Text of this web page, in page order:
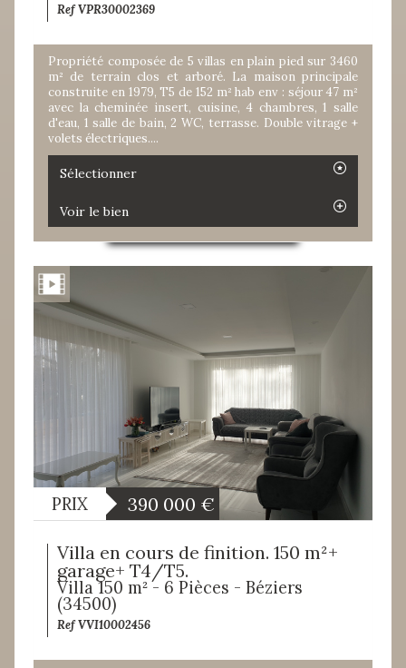
Ref VPR30002369
Propriété composée de 5 villas en plain pied sur 3460
m² de terrain clos et arboré. La maison principale
construite en 1979, T5 de 152 m² hab env : séjour 47 m²
avec la cheminée insert, cuisine, 4 chambres, 1 salle
d'eau, 1 salle de bain, 2 WC, terrasse. Double vitrage +
volets électriques....
Sélectionner
Voir le bien
PRIX 390 000 €
Villa en cours de finition. 150 m²+
garage+ T4/T5.
Villa 150 m² - 6 Pièces - Béziers
(34500)
Ref VVI10002456